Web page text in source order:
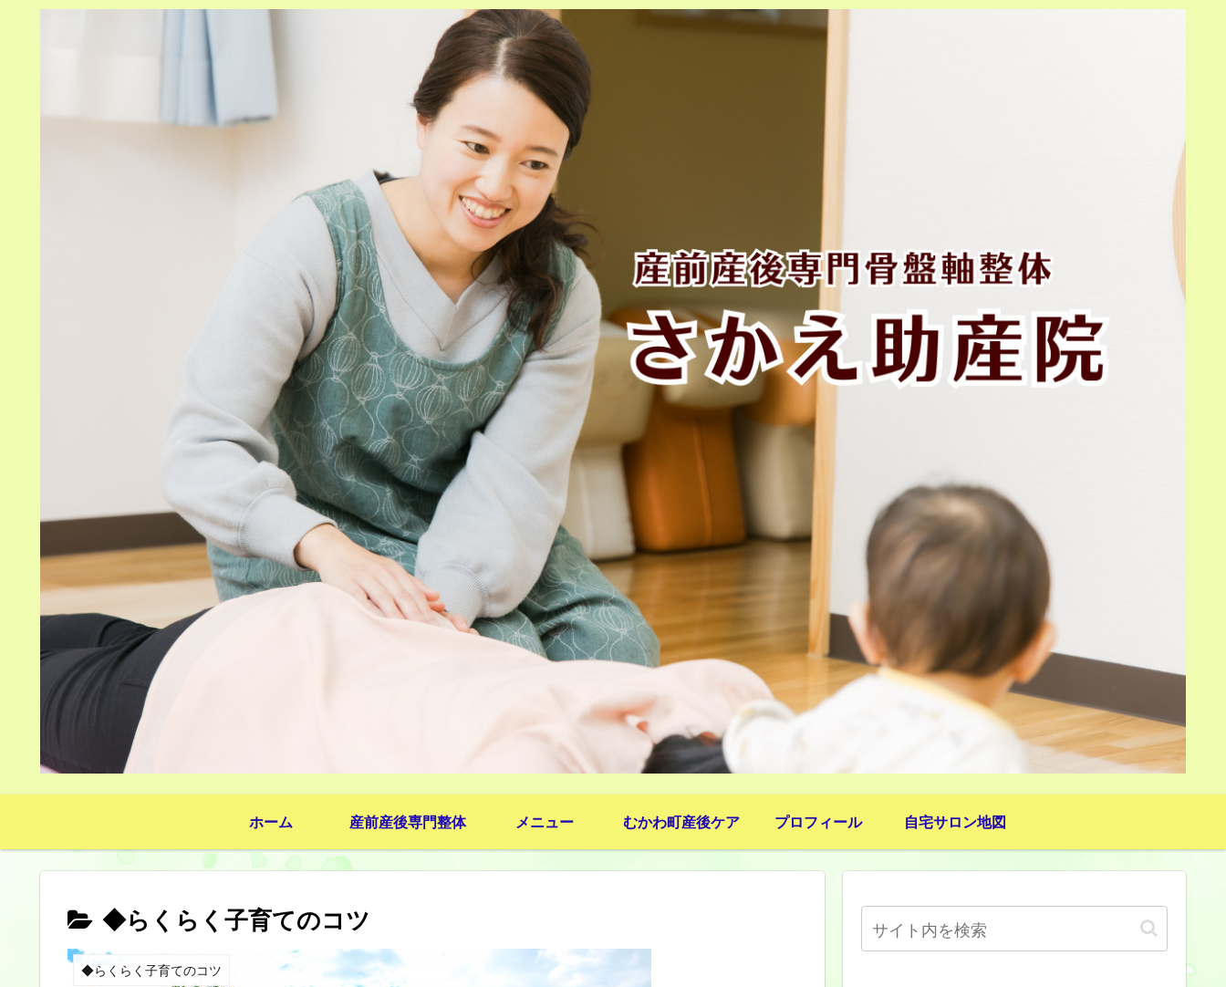
ホーム 産前産後専門整体 メニュー むかわ町産後ケア プロフィール 自宅サロン地図
◆らくらく子育てのコツ
◆らくらく子育てのコツ